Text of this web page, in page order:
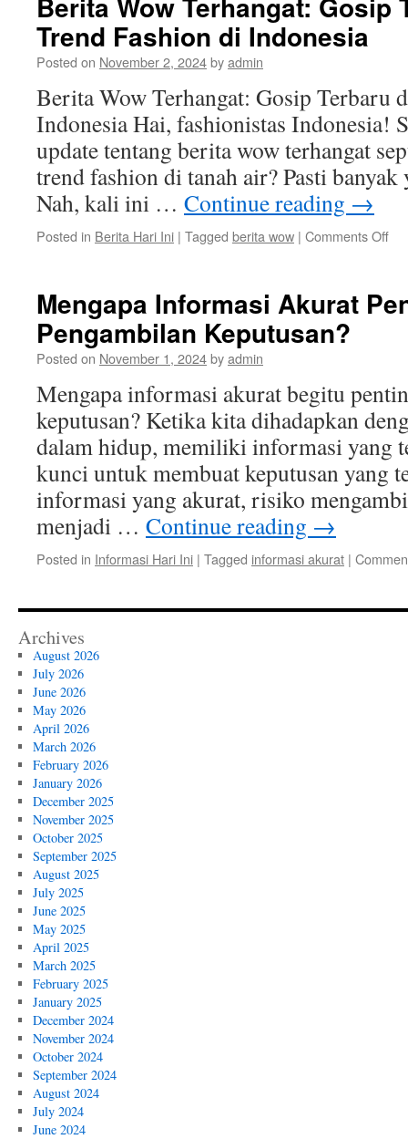
Trend Fashion di Indonesia
Posted on November 2, 2024byadmin
Berita Wow Terhangat: Gosip Terbaru
Indonesia Hai, fashionistas Indonesia!
update tentang berita wow terhangat
trend fashion di tanah air? Pasti banyak
Nah, kali ini … Continue reading →
Posted in Berita Hari Ini | Tagged berita wow | Comments Offon
di
Mengapa Informasi Akurat
Pengambilan Keputusan?
Posted on November 1, 2024byadmin
Mengapa informasi akurat begitu
keputusan? Ketika kita dihadapkan
dalam hidup, memiliki informasi yang
kunci untuk membuat keputusan yang
informasi yang akurat, risiko
menjadi … Continue reading →
Posted in Informasi Hari Ini | Tagged informasi akurat |
Archives
August 2026
July 2026
June 2026
May 2026
April 2026
March 2026
February 2026
January 2026
December 2025
November 2025
October 2025
September 2025
August 2025
July 2025
June 2025
May 2025
April 2025
March 2025
February 2025
January 2025
December 2024
November 2024
October 2024
September 2024
August 2024
July 2024
June 2024